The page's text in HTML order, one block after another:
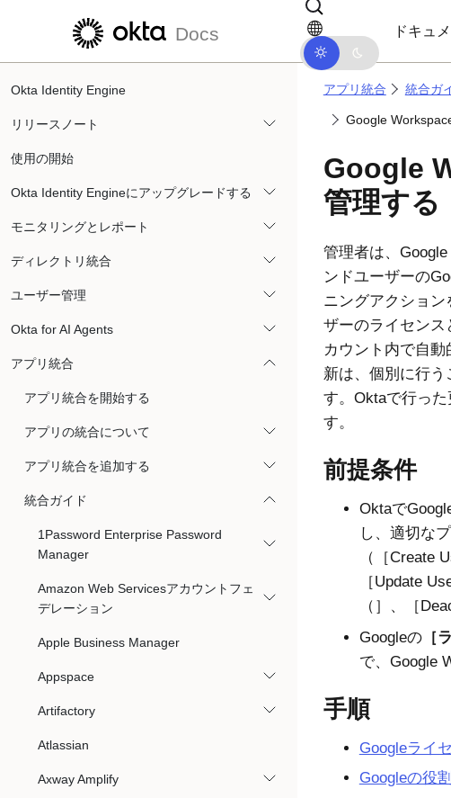
メインコンテンツにスキップ ドキュメントナビゲーションにスキップ
Docs ドキュ
Okta Identity Engine
リリースノート
使用の開始
Okta Identity Engineにアップグレードする
モニタリングとレポート
ディレクトリ統合
ユーザー管理
Okta for AI Agents
アプリ統合
アプリ統合を開始する
アプリの統合について
アプリ統合を追加する
統合ガイド
1Password Enterprise Password
Manager
Amazon Web Servicesアカウントフェ
デレーション
Apple Business Manager
Appspace
Artifactory
Atlassian
Axway Amplify
アプリ統合 統合ガ
Google
Google
管理する
管理者は、
ンドユーザーの
ニングアクション
ザーのライセンス
カウント内で自
新は、個別に行う
す。 Oktaで行った
す。
前提条件
Oktaで
し、適切な
（［Create
［Update
（］、［
Googleの
で、Google
手順
Googleライ
Googleの役